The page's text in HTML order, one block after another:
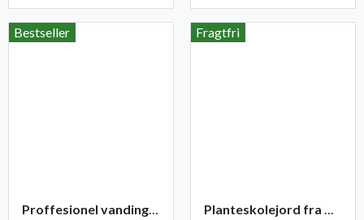
Bestseller
Proffesionel vandingspose 100 liter
Fragtfri
Planteskolejord fra Champost